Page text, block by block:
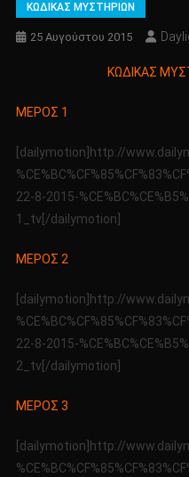
ΚΩΔΙΚΑΣ ΜΥΣΤΗΡΙΩΝ
25 Αυγούστου 2015
ΚΩΔΙΚΑΣ
ΜΕΡΟΣ 1
[dailymotion]http://
22-8-2015-
1_tv[/dailymotion]
ΜΕΡΟΣ 2
[dailymotion]http://
22-8-2015-
2_tv[/dailymotion]
ΜΕΡΟΣ 3
[dailymotion]http://